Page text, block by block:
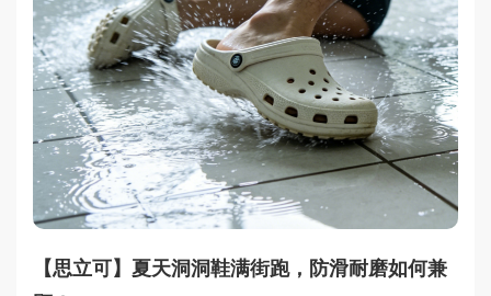
【思立可】夏天洞洞鞋满街跑，防滑耐磨如何兼